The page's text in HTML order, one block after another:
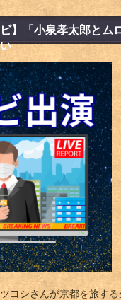
ビ】「小泉孝太郎と
ヨシさんが京都を旅す